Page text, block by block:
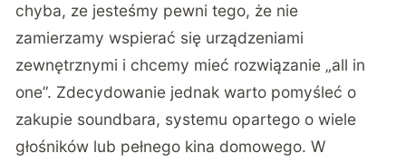
chyba, ze jesteśmy pewni tego, że nie
zamierzamy wspierać się urządzeniami
zewnętrznymi i chcemy mieć rozwiązanie „all in
one”. Zdecydowanie jednak warto pomyśleć o
zakupie soundbara, systemu opartego o wiele
głośników lub pełnego kina domowego. W